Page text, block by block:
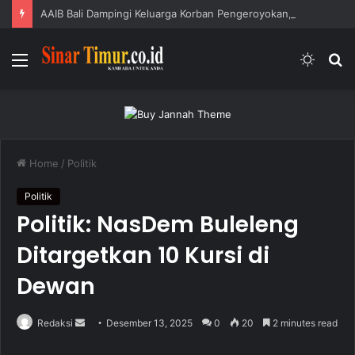
Menu
Switch
Home / Politik
Politik
Politik: NasDem Buleleng
Ditargetkan 10 Kursi di
Dewan
Redaksi Desember 13, 2025 0 20 2 minutes read